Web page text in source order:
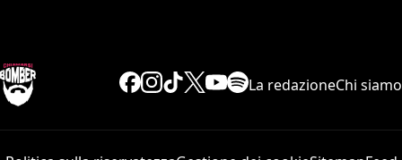
La redazioneChi siamo